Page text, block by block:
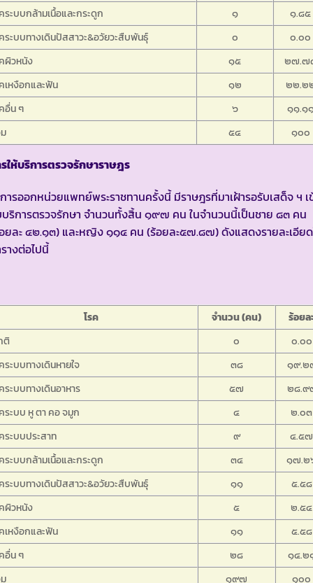
ระบบกล้ามเนื้อและกระดูก
๑
๑.๘๕
ระบบทางเดินปัสสาวะ&อวัยวะสืบพันธุ์
๐
๐.๐๐
ผิวหนัง
๑๕
๒๗.๗
เหงือกและฟัน
๑๒
๒๒.๒
อื่น ๆ
๖
๑๑.๑
๕๔ ๑๐๐
ให้บริการตรวจรักษาราษฎร
ารออกหน่วยแพทย์พระราชทานครั้งนี้ มีราษฎรที่มาเฝ้ารอรับเสด็จ ฯ เ
ริการตรวจรักษา จำนวนทั้งสิ้น ๑๙๗ คน ในจำนวนนี้เป็นชาย ๘๓ คน
ยละ ๔๒.๑๓) และหญิง ๑๑๔ คน (ร้อยละ๕๗.๘๗) ดังแสดงรายละเอีย
างต่อไปนี้
โรค จำนวน (คน)
ร้อยล
ติ
๐
๐.๐๐
ระบบทางเดินหายใจ
๓๘
๑๙.๒
ระบบทางเดินอาหาร
๕๗
๒๘.๙
ระบบ หู ตา คอ จมูก
๔
๒.๐๓
ระบบประสาท
๙
๔.๕๗
ระบบกล้ามเนื้อและกระดูก
๓๔
๑๗.๒
ระบบทางเดินปัสสาวะ&อวัยวะสืบพันธุ์
๑๑
๕.๕๘
ผิวหนัง
๕
๒.๕๔
เหงือกและฟัน
๑๑
๕.๕๘
อื่น ๆ
๒๘
๑๔.๒
๑๙๗ ๑๐๐